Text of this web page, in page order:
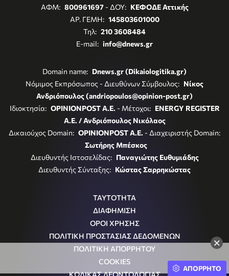
×
ΑΦΜ: 800961697- ΔΟΥ: ΚΕΦΟΔΕ Αττικής
ΑΡ. ΓΕΜΗ: 145803601000
Τηλ: 210 3608484
E-mail: info@dnews.gr
Domain name: Dnews.gr (Dikaiologitika.gr)
Νόμιμος Εκπρόσωπος - Διευθύνων Σύμβουλος: Νίκος
Ανδριόπουλος (andriopoulos@opinion-post.gr)
Ιδιοκτησία: OPINIONPOST A.E. - Μέτοχοι: ENERGY REGISTER
Α.Ε. / Ανδριόπουλος Νικόλαος
Δικαιούχος Domain: OPINIONPOST A.E. - Διαχειριστής Domain:
Σωτήρης Μπέσκος
Διευθυντής Ιστοσελίδας: Παναγιώτης Ευθυμιάδης
Διευθυντής Σύνταξης: Κώστας Σαρρηκώστας
ΤΑΥΤΟΤΗΤΑ
ΔΙΑΦΗΜΙΣΗ
ΟΡΟΙ ΧΡΗΣΗΣ
ΠΟΛΙΤΙΚΗ ΠΡΟΣΤΑΣΙΑΣ ΔΕΔΟΜΕΝΩΝ
ΠΟΛΙΤΙΚΗ ΑΠΟΡΡΗΤΟΥ
COOKIES
ΑΠΟΡΡΗΤΟ